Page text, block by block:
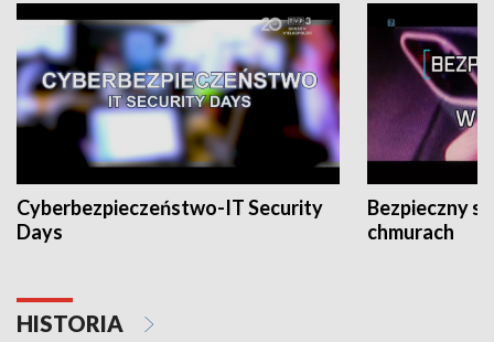
Cyberbezpieczeństwo-IT Security
Days
Bezpieczny
chmurach
HISTORIA